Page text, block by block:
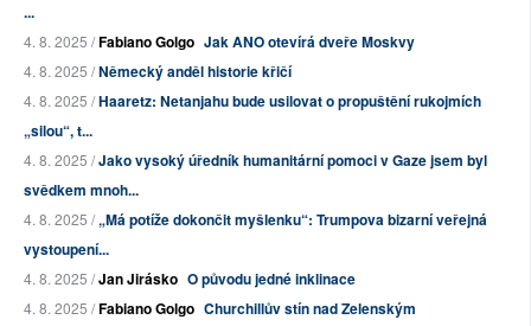
...
4. 8. 2025 /Fabiano Golgo Jak ANO otevírá dveře Moskvy
4. 8. 2025 /Německý anděl historie křičí
4. 8. 2025 /Haaretz: Netanjahu bude usilovat o propuštění rukojmích
„silou“, t...
4. 8. 2025 /Jako vysoký úředník humanitární pomoci v Gaze jsem byl
svědkem mnoh...
4. 8. 2025 /„Má potíže dokončit myšlenku“: Trumpova bizarní veřejná
vystoupení...
4. 8. 2025 /Jan Jirásko O původu jedné inklinace
4. 8. 2025 /Fabiano Golgo Churchillův stín nad Zelenským